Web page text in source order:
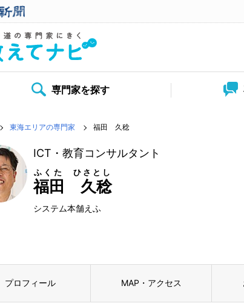
専門家を探す
東海エリアの専門家 福田 久稔
ICT・教育コンサルタント
福田 久稔
ふくた ひさとし
システム本舗えふ
プロフィール MAP・アクセス